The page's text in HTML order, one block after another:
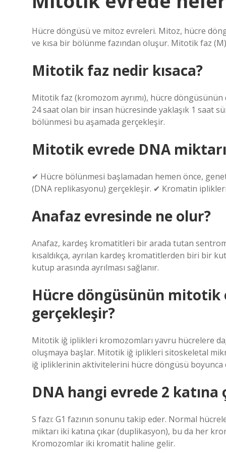
Hücre döngüsü ve mitoz evreleri. Mitoz, hücre
ve kısa bir bölünme fazından oluşur. Mitotik faz
Mitotik faz nedir kısaca?
Mitotik faz (kromozom ayrımı), hücre döngüsünün
24 saat olan bir insan hücresinde yaklaşık 1 saat
bölünmesi bu aşamada gerçekleşir.
Mitotik evrede DNA
✔ Hücre bölünmesi başlamadan hemen önce,
(DNA replikasyonu) gerçekleşir. ✔ Kromatin
Anafaz evresinde ne olur?
Anafaz, kardeş kromatitleri bir arada tutan
kısaldıkça, ayrılan kardeş kromatitlerden biri bir
kutup arasında ayrılması sağlanır.
Hücre döngüsünün mitotik
gerçekleşir?
Mitotik iğ iplikleri kromozomları yavru hücrelere
oluşmaya başlar. Mitotik iğ iplikleri sitoskeletal
iğ ipliklerinin aktivitelerini hücre döngüsü boyunca
DNA hangi evrede 2 katına
S fazı: G1 fazının sonunu takip eder. Normal
miktarı iki katına çıkar (duplikasyon), bu da her
Kromozomlar iki kromatit haline gelir.